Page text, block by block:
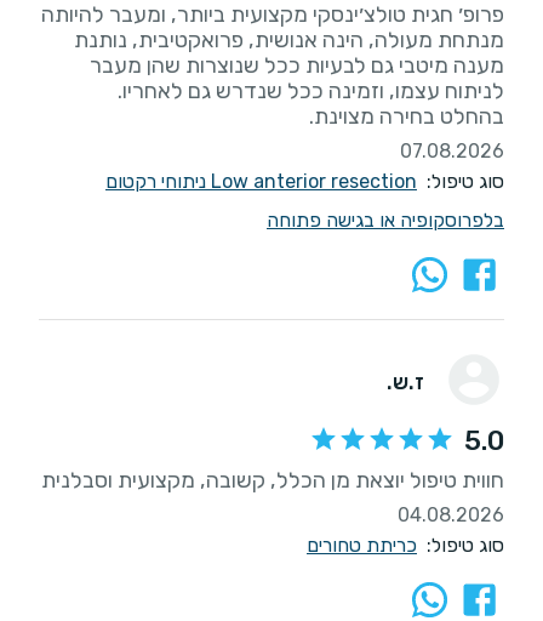
פרופ׳ חגית טולצ׳ינסקי מקצועית ביותר, ומעבר להיותה
מנתחת מעולה, הינה אנושית, פרואקטיבית, נותנת
מענה מיטבי גם לבעיות ככל שנוצרות שהן מעבר
בהחלט בחירה מצוינת.
07.08.2026
סוג טיפול:
Low anterior resection ניתוחי רקטום
בלפרוסקופיה או בגישה פתוחה
ז.ש.
5.0
חווית טיפול יוצאת מן הכלל, קשובה, מקצועית וסבלנית
04.08.2026
סוג טיפול: כריתת טחורים